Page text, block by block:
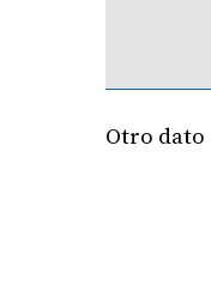
Otro dato